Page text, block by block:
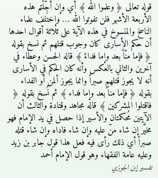
قوله تعالى ﴿ وعلموا الله ﴾ أي وإن أُجِّلْتم هذه
الأربعة الأشهر فلن تفوتوا الله … وإختلف علماء
الناسخ والمنسوخ في هذه الآية على ثلاثة أقوال احدها
أن حكم الأسارى كان وجوب قتلهم ثم نسخ بقوله
﴿ فإما منّاً بعد وإما فداءً ﴾ قاله الحسن وعطاء في
آخرين والثاني بالعكس وأنه كان الحكم في الأسارى
أنه لا يجوز قتلهم صبراً وانما يجوز ألمن أو الفداء
بقوله ﴿ فإما مناً بعد وإما فداء ﴾ ثم نُسخ بقوله ﴿
فاقتلوا المشركين ﴾ قاله مجاهد وقتادة والثالث أن
الآيتين مُحكمتان والأسير إذا حصل في يد الإمام فهو
مخيَّر إن شاء منّ عليه وإن شاء فاداه وإن شاء قتله
صبراً أي ذلك رأى فيه فعل هذا قول جابر بن زيد
وعليه عامة الفقهاء وهو قول الإمام أحمد
تفسير إبن الجوزي